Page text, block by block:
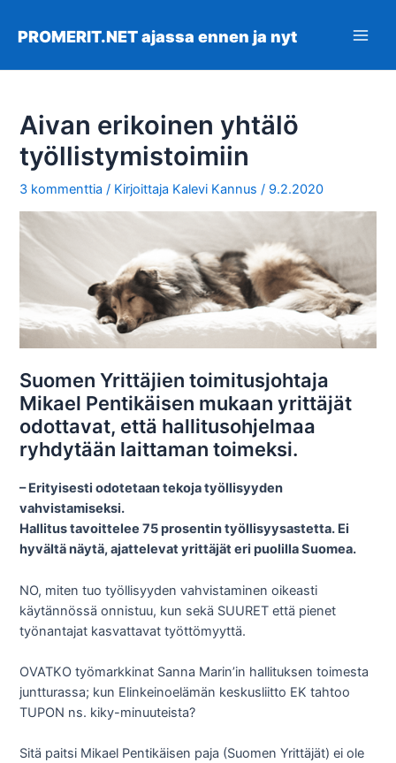
sisältöön
PROMERIT.NET ajassa ennen ja nyt
Aivan erikoinen yhtälö
työllistymistoimiin
3 kommenttia / Kirjoittaja Kalevi Kannus/ 9.2.2020
Suomen Yrittäjien toimitusjohtaja
Mikael Pentikäisen mukaan yrittäjät
odottavat, että hallitusohjelmaa
ryhdytään laittaman toimeksi.
– Erityisesti odotetaan tekoja työllisyyden
vahvistamiseksi.
Hallitus tavoittelee 75 prosentin työllisyysastetta. Ei
hyvältä näytä, ajattelevat yrittäjät eri puolilla Suomea.
NO, miten tuo työllisyyden vahvistaminen oikeasti
käytännössä onnistuu, kun sekä SUURET että pienet
työnantajat kasvattavat työttömyyttä.
OVATKO työmarkkinat Sanna Marin’in hallituksen toimesta
juntturassa; kun Elinkeinoelämän keskusliitto EK tahtoo
TUPON ns. kiky-minuuteista?
Sitä paitsi Mikael Pentikäisen paja (Suomen Yrittäjät) ei ole